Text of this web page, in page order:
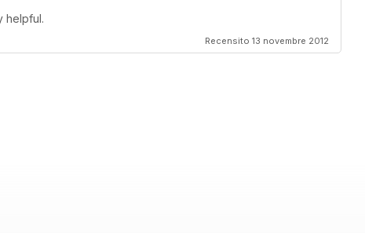
helpful.
Recensito 13 novembre 2012